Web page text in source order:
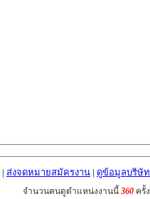
| ส่งจดหมายสมัครงาน | ดูข้อมูลบริษัท
จำนวนคนดูตำแหน่งงานนี้ 360 ครั้ง